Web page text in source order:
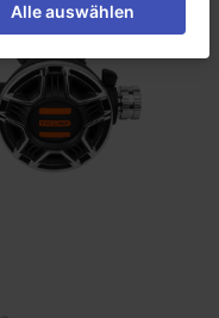
Alle auswählen